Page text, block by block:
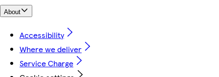
About
Accessibility
Where we deliver
Service Charge